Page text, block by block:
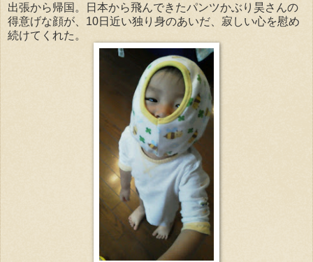
出張から帰国。日本から飛んできたパンツかぶり昊さんの
得意げな顔が、10日近い独り身のあいだ、寂しい心を慰め
続けてくれた。